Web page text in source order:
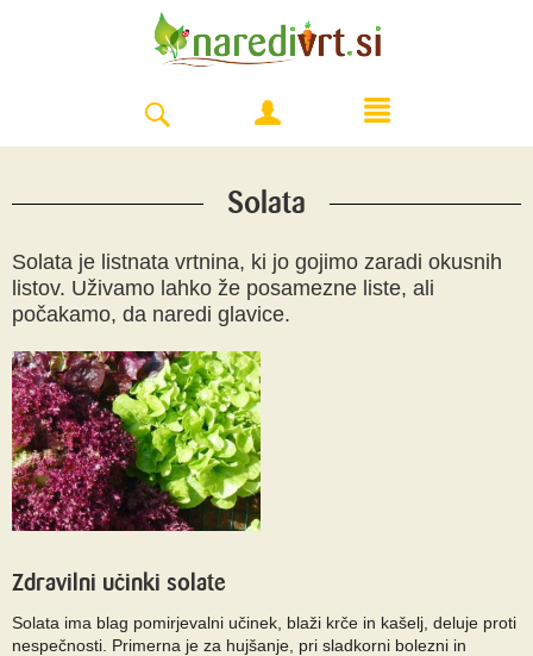
Solata
Solata je listnata vrtnina, ki jo gojimo zaradi okusnih
listov. Uživamo lahko že posamezne liste, ali
počakamo, da naredi glavice.
Zdravilni učinki solate
Solata ima blag pomirjevalni učinek, blaži krče in kašelj, deluje proti
nespečnosti. Primerna je za hujšanje, pri sladkorni bolezni in